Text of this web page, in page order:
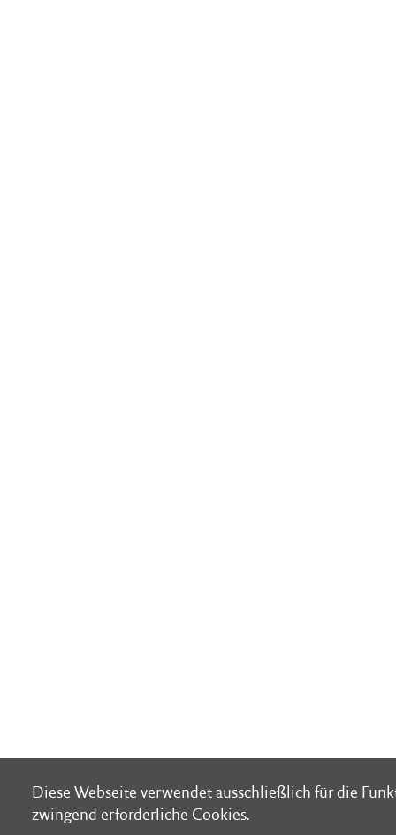
Diese Webseite verwendet ausschließlich für die
zwingend erforderliche Cookies.
Diese Webseite verwendet ausschließlich für die
zwingend erforderliche Cookies.